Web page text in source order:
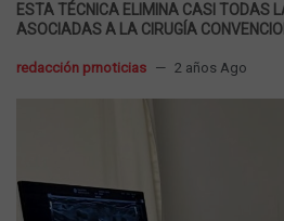
ESTA TÉCNICA ELIMINA CASI TODAS
ASOCIADAS A LA CIRUGÍA
redacción prnoticias 2 años Ago